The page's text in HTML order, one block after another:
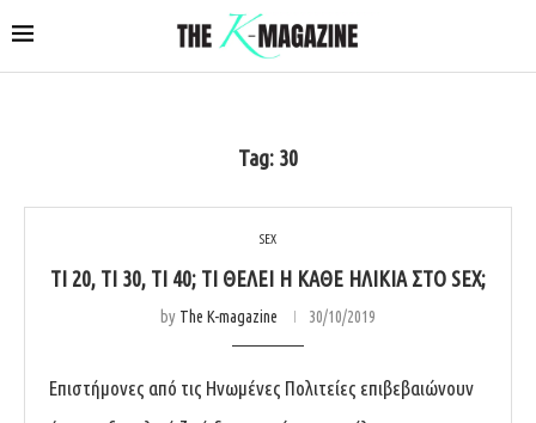
Tag: 30
SEX
ΤΙ 20, ΤΙ 30, ΤΙ 40; ΤΙ ΘΈΛΕΙ Η ΚΆΘΕ ΗΛΙΚΊΑ ΣΤΟ SEX;
by The K-magazine 30/10/2019
Επιστήμονες από τις Ηνωμένες Πολιτείες επιβεβαιώνουν